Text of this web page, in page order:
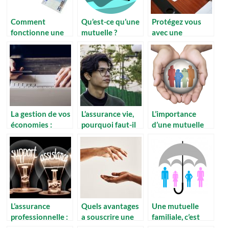
Comment
fonctionne une
mutuelle santé
en France ?
Qu’est-ce qu’une
mutuelle ?
Pourquoi
intéresse t-elle
tant ?
Protégez vous
avec une
assurance : Le
pourquoi de son
importance
La gestion de vos
économies :
comment faire ?
L’assurance vie,
pourquoi faut-il
absolument
souscrire ?
L’importance
d’une mutuelle
équestres
L’assurance
professionnelle :
Quels avantages
a souscrire une
Une mutuelle
familiale, c’est